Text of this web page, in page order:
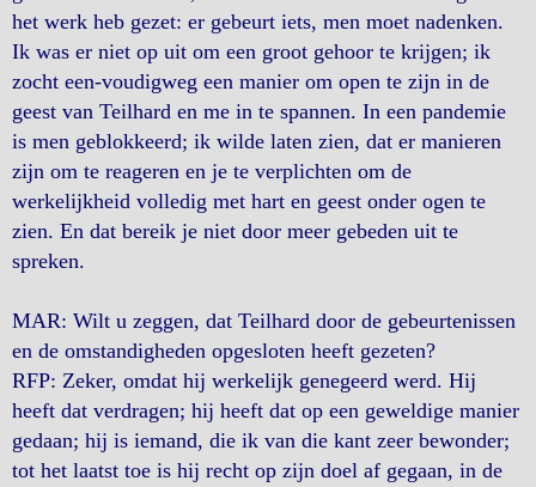
het werk heb gezet: er gebeurt iets, men moet nadenken.
Ik was er niet op uit om een groot gehoor te krijgen; ik
zocht een-voudigweg een manier om open te zijn in de
geest van Teilhard en me in te spannen. In een pandemie
is men geblokkeerd; ik wilde laten zien, dat er manieren
zijn om te reageren en je te verplichten om de
werkelijkheid volledig met hart en geest onder ogen te
zien. En dat bereik je niet door meer gebeden uit te
spreken.
MAR: Wilt u zeggen, dat Teilhard door de gebeurtenissen
en de omstandigheden opgesloten heeft gezeten?
RFP: Zeker, omdat hij werkelijk genegeerd werd. Hij
heeft dat verdragen; hij heeft dat op een geweldige manier
gedaan; hij is iemand, die ik van die kant zeer bewonder;
tot het laatst toe is hij recht op zijn doel af gegaan, in de